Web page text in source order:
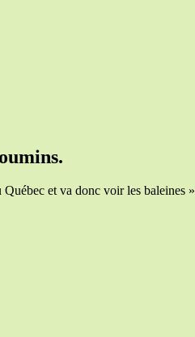
et va donc voir les baleines »